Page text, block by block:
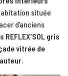
située
d’anciens
REFLEX’SOL gris
vitrée de
.